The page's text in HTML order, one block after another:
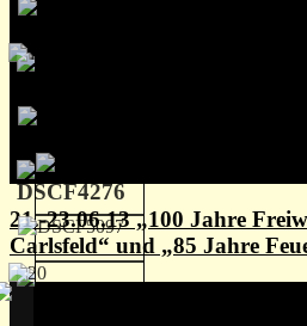
21.-23.06.13 „100 Jahre
Carlsfeld“ und „85 Jahre